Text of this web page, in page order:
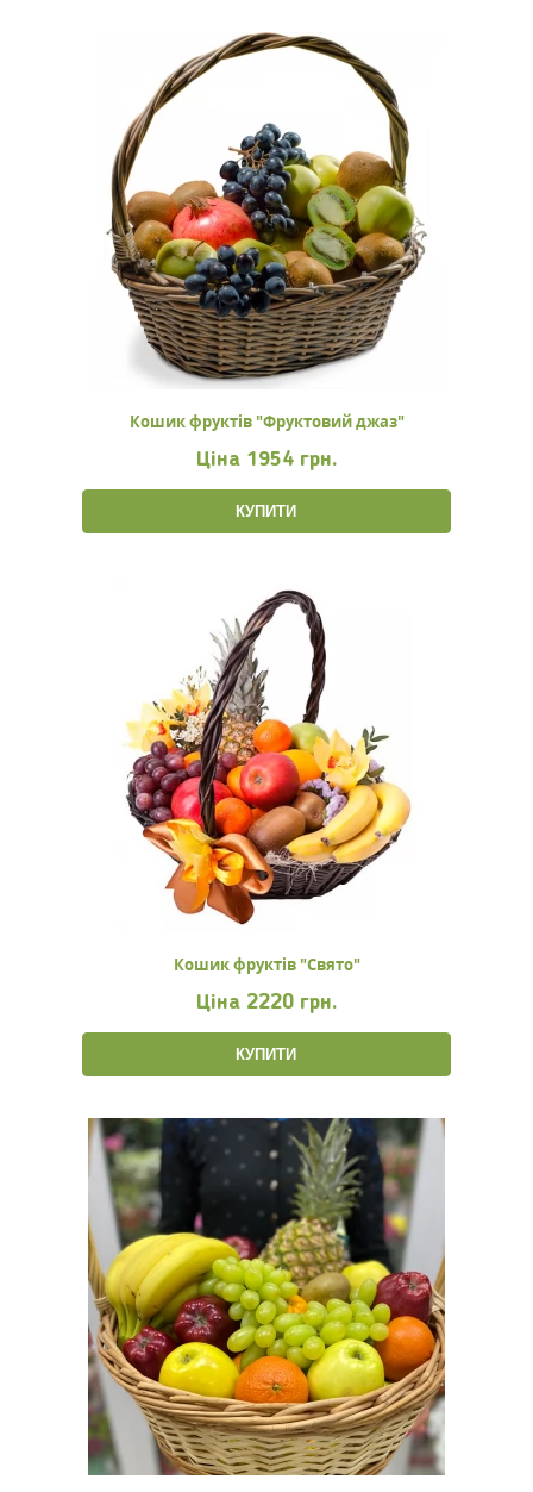
Кошик фруктів "Фруктовий джаз"
Ціна 1954 грн.
КУПИТИ
Кошик фруктів "Свято"
Ціна 2220 грн.
КУПИТИ